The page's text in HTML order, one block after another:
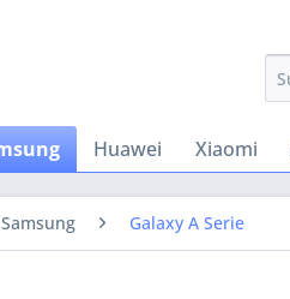
Huawei Xiaomi
Samsung Galaxy A Serie